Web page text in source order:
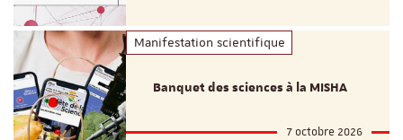
Manifestation scientifique
Banquet des sciences à la MISHA
7 octobre 2026